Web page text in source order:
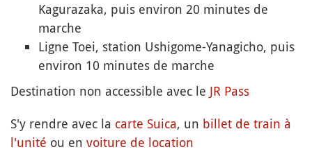
Kagurazaka, puis environ 20 minutes de
marche
Ligne Toei, station Ushigome-Yanagicho, puis
environ 10 minutes de marche
Destination non accessible avec le JR Pass
S'y rendre avec la carte Suica, un billet de train à
l'unité ou en voiture de location